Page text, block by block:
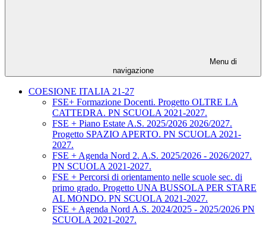
Menu di
navigazione
COESIONE ITALIA 21-27
FSE+ Formazione Docenti. Progetto OLTRE LA
CATTEDRA. PN SCUOLA 2021-2027.
FSE + Piano Estate A.S. 2025/2026 2026/2027.
Progetto SPAZIO APERTO. PN SCUOLA 2021-
2027.
FSE + Agenda Nord 2. A.S. 2025/2026 - 2026/2027.
PN SCUOLA 2021-2027.
FSE + Percorsi di orientamento nelle scuole sec. di
primo grado. Progetto UNA BUSSOLA PER STARE
AL MONDO. PN SCUOLA 2021-2027.
FSE + Agenda Nord A.S. 2024/2025 - 2025/2026 PN
SCUOLA 2021-2027.